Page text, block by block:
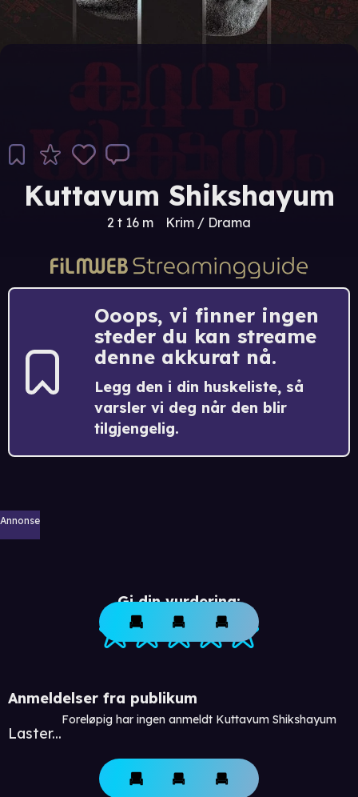
Kuttavum Shikshayum
2 t 16 m Krim / Drama
Ooops, vi finner ingen
steder du kan streame
denne akkurat nå.
Legg den i din huskeliste, så
varsler vi deg når den blir
tilgjengelig.
Annonse
Gi din vurdering:
Anmeldelser fra publikum
Laster...
Foreløpig har ingen anmeldt Kuttavum Shikshayum